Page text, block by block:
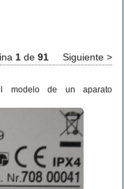
1 de 91 Siguiente >
modelo de un aparato